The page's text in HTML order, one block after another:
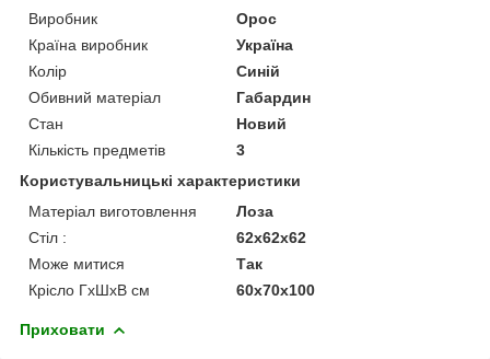
Виробник
Орос
Країна виробник
Україна
Колір
Синій
Обивний матеріал
Габардин
Стан
Новий
Кількість предметів
3
Користувальницькі характеристики
Матеріал виготовлення
Лоза
Стіл :
62х62х62
Може митися
Так
Крісло ГхШхВ см
60х70х100
Приховати